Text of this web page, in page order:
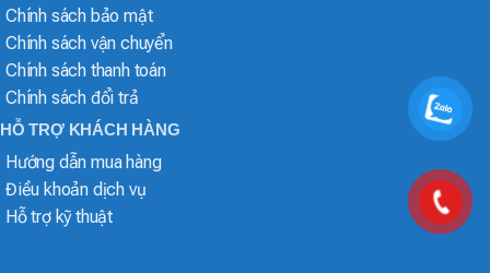
Chính sách bảo mật
Chính sách vận chuyển
Chính sách thanh toán
Chính sách đổi trả
HỖ TRỢ KHÁCH HÀNG
Hướng dẫn mua hàng
Điều khoản dịch vụ
Hỗ trợ kỹ thuật